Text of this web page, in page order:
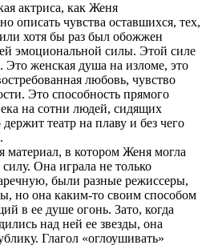
актриса, как Женя
описать чувства оставшихся, тех,
хотя бы раз был обожжен
эмоциональной силы. Этой силе
Это женская душа на изломе, это
любовь, чувство
Это способность прямого
на сотни людей, сидящих
театр на плаву и без чего
материал, в котором Женя могла
Она играла не только
были разные режиссеры,
но она каким-то своим способом
в ее душе огонь. Зато, когда
над ней ее звезды, она
Глагол «оглоушивать»